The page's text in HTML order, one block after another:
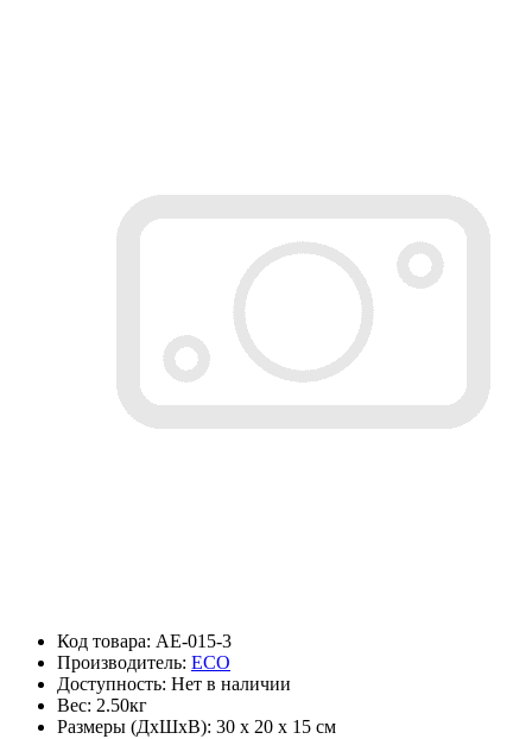
Код товара: AE-015-3
Производитель: ECO
Доступность: Нет в наличии
Вес: 2.50кг
Размеры (ДxШxВ): 30 x 20 x 15 см